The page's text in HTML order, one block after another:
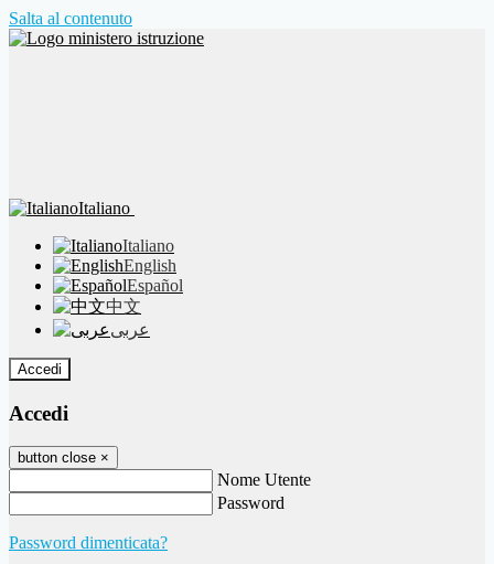
Salta al contenuto
Italiano
Italiano
English
Español
中文
عربى
Accedi
Accedi
button close ×
Nome Utente
Password
Password dimenticata?